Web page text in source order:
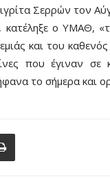
Σερρών τον
κατέληξε ο ΥΜΑΘ,
και του
που έγιναν
το σήμερα και